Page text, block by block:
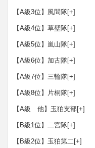
【A級3位】風間隊[+]
【A級4位】草壁隊[+]
【A級5位】嵐山隊[+]
【A級6位】加古隊[+]
【A級7位】三輪隊[+]
【A級8位】片桐隊[+]
【A級 他】玉狛支部[+]
【B級1位】二宮隊[+]
【B級2位】玉狛第二[+]